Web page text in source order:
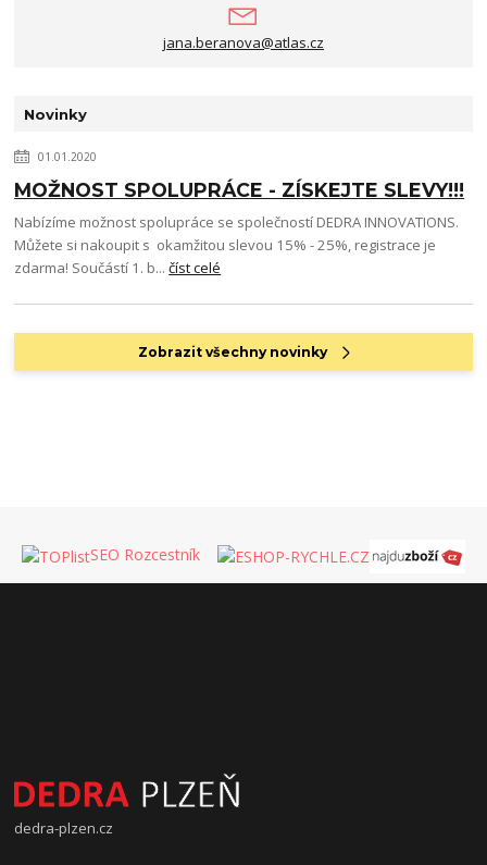
jana.beranova@atlas.cz
Novinky
01.01.2020
MOŽNOST SPOLUPRÁCE - ZÍSKEJTE SLEVY!!!
Nabízíme možnost spolupráce se společností DEDRA INNOVATIONS.
Můžete si nakoupit s okamžitou slevou 15% - 25%, registrace je
zdarma! Součástí 1. b...číst celé
Zobrazit všechny novinky
SEO Rozcestník
dedra-plzen.cz